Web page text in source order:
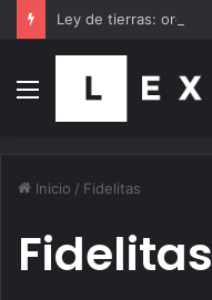
Menú
Inicio / Fidelitas
Fidelitas